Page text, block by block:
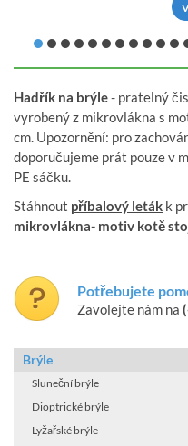
Hadřík na brýle- pratelný
vyrobený z mikrovlákna s
cm. Upozornění: pro
doporučujeme prát pouze v
PE sáčku.
Stáhnout příbalový leták k
mikrovlákna- motiv kotě
Potřebujete
Zavolejte nám na
Brýle
Sluneční brýle
Dioptrické brýle
Lyžařské brýle